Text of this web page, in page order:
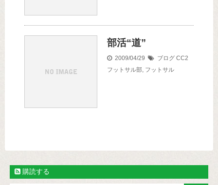
部活“道”
2009/04/29 ブログ CC2
フットサル部, フットサル
購読する